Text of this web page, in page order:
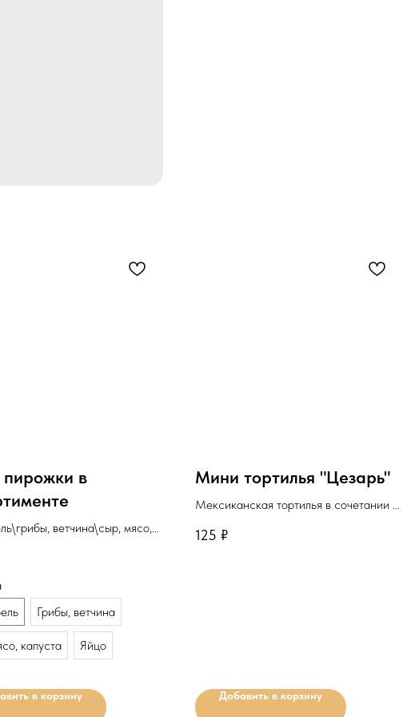
в
ветчина\сыр, мясо,
количество для
Грибы, ветчина
капуста Яйцо
в корзину
Мини тортилья "Цезарь"
Мексиканская тортилья в сочетании с
свежими овощами.
125 ₽
Добавить в корзину